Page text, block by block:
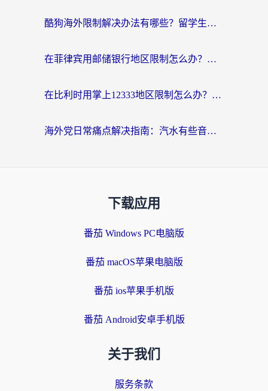
酷狗海外限制解决办法有哪些？留学生亲测有效的回国加速指南
在菲律宾用邮储银行地区限制怎么办？海外华人必看的回国加速解决方案
在比利时用掌上12333地区限制怎么办？海外华人亲测有效的回国加速方案
海外党日常痛点解决指南：汽水有些音乐在国外无法播放怎么办？
下载应用
番茄 Windows PC电脑版
番茄 macOS苹果电脑版
番茄 ios苹果手机版
番茄 Android安卓手机版
关于我们
服务条款